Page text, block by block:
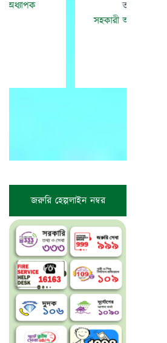
সহকারী অধ্যাপক, বাংলা
জরুরি হেল্পলাইন নম্বর